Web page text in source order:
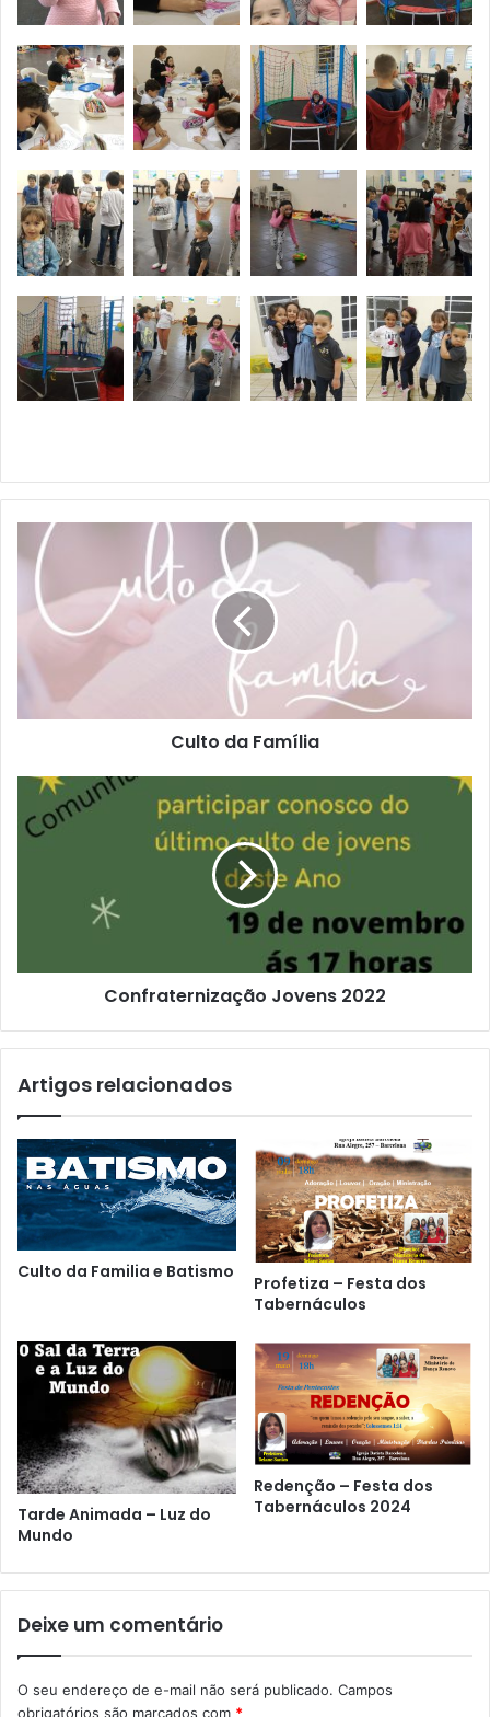
Culto da Família
Confraternização Jovens 2022
Artigos relacionados
Culto da Familia e Batismo
Profetiza – Festa dos
Tabernáculos
Tarde Animada – Luz do
Mundo
Redenção – Festa dos
Tabernáculos 2024
Deixe um comentário
O seu endereço de e-mail não será publicado. Campos
obrigatórios são marcados com *